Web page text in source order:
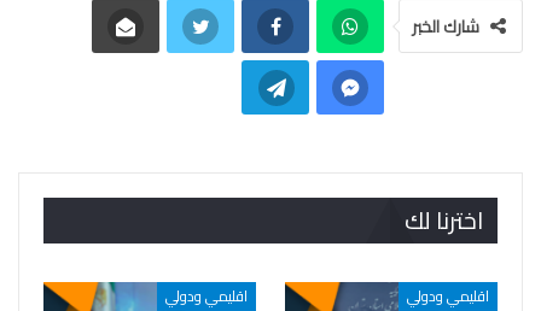
شارك الخبر
اخترنا لك
اقليمي ودولي اقليمي ودولي